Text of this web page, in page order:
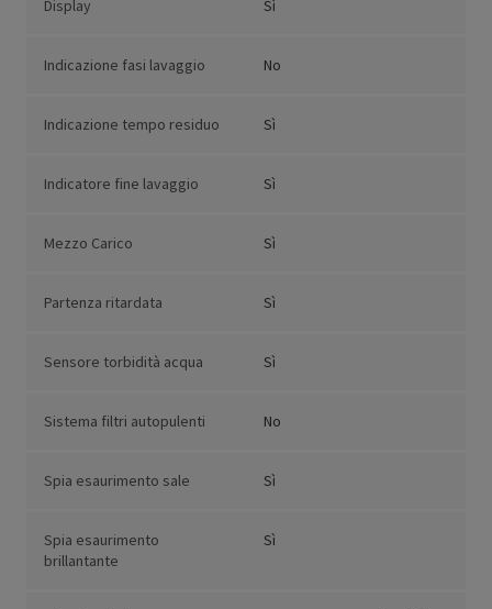
Display Sì
Indicazione fasi lavaggio No
Indicazione tempo residuo Sì
Indicatore fine lavaggio Sì
Mezzo Carico Sì
Partenza ritardata Sì
Sensore torbidità acqua Sì
Sistema filtri autopulenti No
Spia esaurimento sale Sì
Spia esaurimento
brillantante
Sì